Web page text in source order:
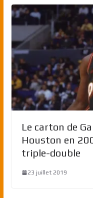
Le carton de
Houston en
triple-double
23 juillet 2019